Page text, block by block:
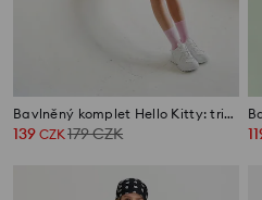
Bavlněný komplet Hello Kitty: tričko a šortky
139 CZK179CZK